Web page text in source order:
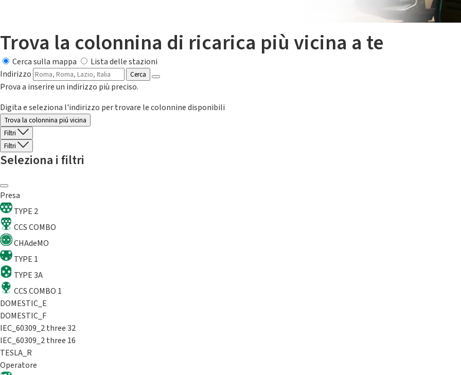
Trova la colonnina di ricarica più vicina a te
Cerca sulla mappa
Lista delle stazioni
Indirizzo
Cerca
Prova a inserire un indirizzo più preciso.
Digita e seleziona l'indirizzo per trovare le colonnine disponibili
Trova la colonnina piú vicina
Filtri
Filtri
Seleziona i filtri
Presa
TYPE 2
CCS COMBO
CHAdeMO
TYPE 1
TYPE 3A
CCS COMBO 1
DOMESTIC_E
DOMESTIC_F
IEC_60309_2 three 32
IEC_60309_2 three 16
TESLA_R
Operatore